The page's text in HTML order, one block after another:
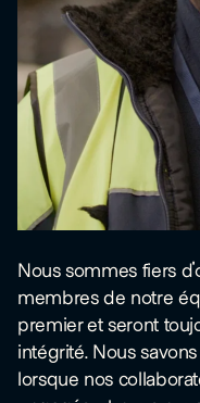
Nous sommes fiers
membres de notre
premier et seront
intégrité. Nous
lorsque nos